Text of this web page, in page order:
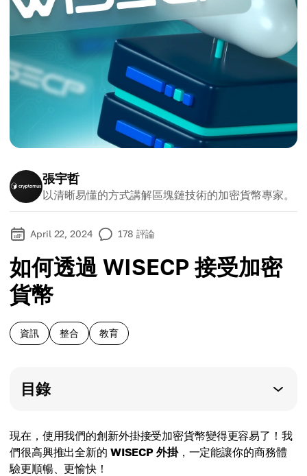
張宇哲
以清晰易懂的方式講解區塊鏈技術的加密貨幣專家。
April 22, 2024 178 評論
如何透過 WISECP 接受加密
貨幣
資訊 整合 教育
目錄
現在，使用我們的創新外掛接受加密貨幣變得更容易了！我
們很高興推出全新的 WISECP 外掛，一定能讓你的商務體
驗更順暢、更愉快！